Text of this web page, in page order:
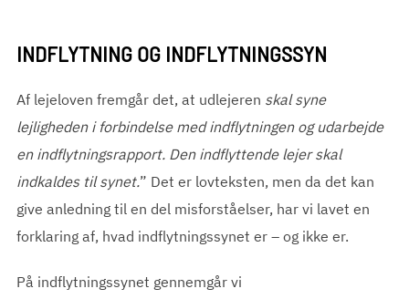
INDFLYTNING OG INDFLYTNINGSSYN
Af lejeloven fremgår det, at udlejeren skal syne
lejligheden i forbindelse med indflytningen og udarbejde
en indflytningsrapport. Den indflyttende lejer skal
indkaldes til synet.” Det er lovteksten, men da det kan
give anledning til en del misforståelser, har vi lavet en
forklaring af, hvad indflytningssynet er – og ikke er.
På indflytningssynet gennemgår vi